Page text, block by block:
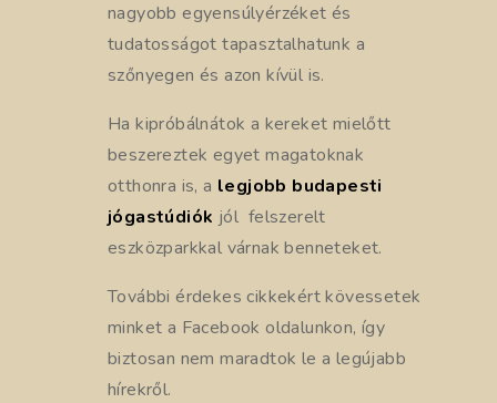
nagyobb egyensúlyérzéket és
tudatosságot tapasztalhatunk a
szőnyegen és azon kívül is.
Ha kipróbálnátok a kereket mielőtt
beszereztek egyet magatoknak
otthonra is, a legjobb budapesti
jógastúdiók jól felszerelt
eszközparkkal várnak benneteket.
További érdekes cikkekért kövessetek
minket a Facebook oldalunkon, így
biztosan nem maradtok le a legújabb
hírekről.